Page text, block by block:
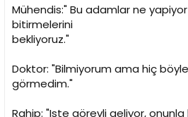
Mühendis:" Bu adamlar ne
bitirmelerini
bekliyoruz."
Doktor: "Bilmiyorum ama hiç
görmedim."
Rahip: "Iste görevli geliyor, onunla